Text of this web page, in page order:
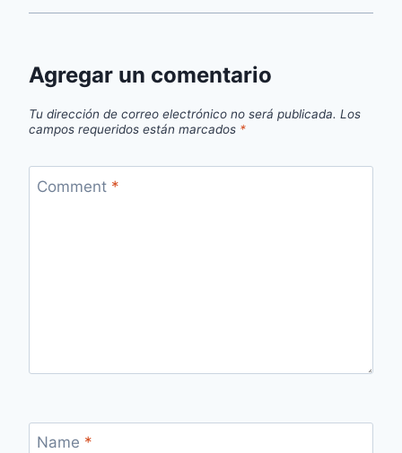
Agregar un comentario
Tu dirección de correo electrónico no será publicada. Los
campos requeridos están marcados *
Comment *
Name *